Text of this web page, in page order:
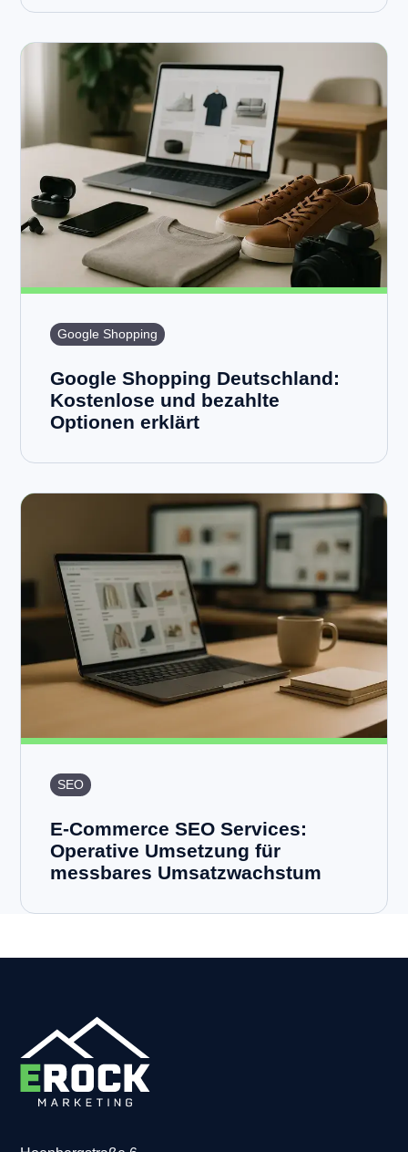
Google Shopping
Google Shopping Deutschland:
Kostenlose und bezahlte
Optionen erklärt
SEO
E-Commerce SEO Services:
Operative Umsetzung für
messbares Umsatzwachstum